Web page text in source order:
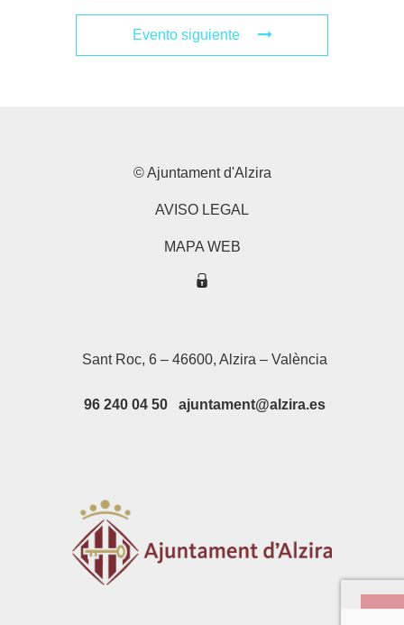
Evento siguiente
© Ajuntament d'Alzira
AVISO LEGAL
MAPA WEB
Sant Roc, 6 – 46600, Alzira – València
96 240 04 50 ajuntament@alzira.es